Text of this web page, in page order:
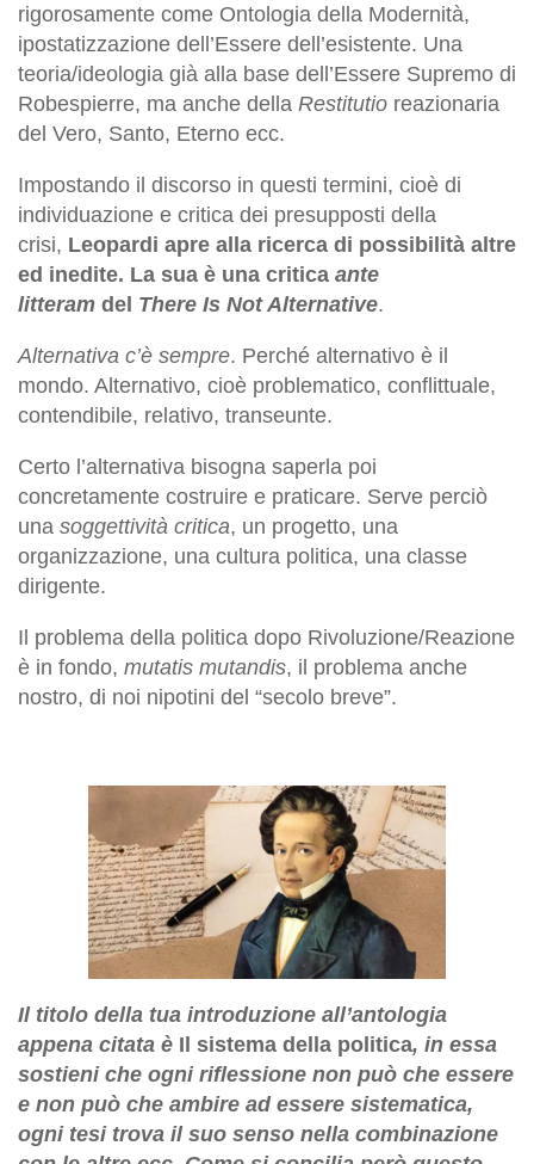
rigorosamente come Ontologia della Modernità,
ipostatizzazione dell’Essere dell’esistente. Una
teoria/ideologia già alla base dell’Essere Supremo di
Robespierre, ma anche della Restitutio reazionaria
del Vero, Santo, Eterno ecc.
Impostando il discorso in questi termini, cioè di
individuazione e critica dei presupposti della
crisi, Leopardi apre alla ricerca di possibilità altre
ed inedite. La sua è una critica ante
litteram del There Is Not Alternative.
Alternativa c’è sempre. Perché alternativo è il
mondo. Alternativo, cioè problematico, conflittuale,
contendibile, relativo, transeunte.
Certo l’alternativa bisogna saperla poi
concretamente costruire e praticare. Serve perciò
una soggettività critica, un progetto, una
organizzazione, una cultura politica, una classe
dirigente.
Il problema della politica dopo Rivoluzione/Reazione
è in fondo, mutatis mutandis, il problema anche
nostro, di noi nipotini del “secolo breve”.
Il titolo della tua introduzione all’antologia
appena citata è Il sistema della politica, in essa
sostieni che ogni riflessione non può che essere
e non può che ambire ad essere sistematica,
ogni tesi trova il suo senso nella combinazione